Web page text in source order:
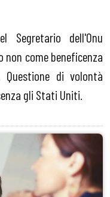
Segretario dell'Onu
non come beneficenza
di volontà
gli Stati Uniti.